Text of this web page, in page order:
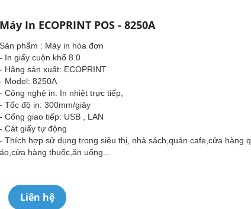
Máy In ECOPRINT POS - 8250A
Sản phẩm : Máy in hóa đơn
- In giấy cuộn khổ 8.0
- Hãng sản xuất: ECOPRINT
- Model: 8250A
- Công nghệ in: In nhiệt trực tiếp,
- Tốc độ in: 300mm/giây
- Cổng giao tiếp: USB , LAN
- Cát giấy tự động
- Thích hợp sử dụng trong siêu thị, nhà sách,quán cafe,cửa hàng
áo,cửa hàng thuốc,ăn uống...
Liên hệ